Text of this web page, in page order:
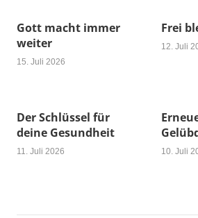
Gott macht immer
weiter
15. Juli 2026
Frei
12. Juli
Der Schlüssel für
deine Gesundheit
11. Juli 2026 10. Juli